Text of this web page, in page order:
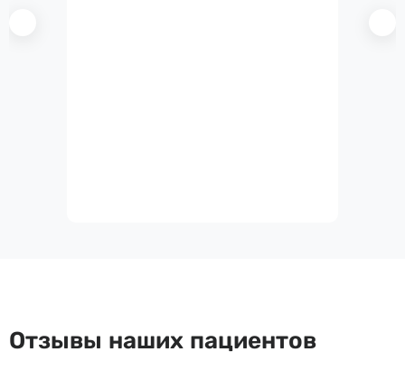
Отзывы наших пациентов